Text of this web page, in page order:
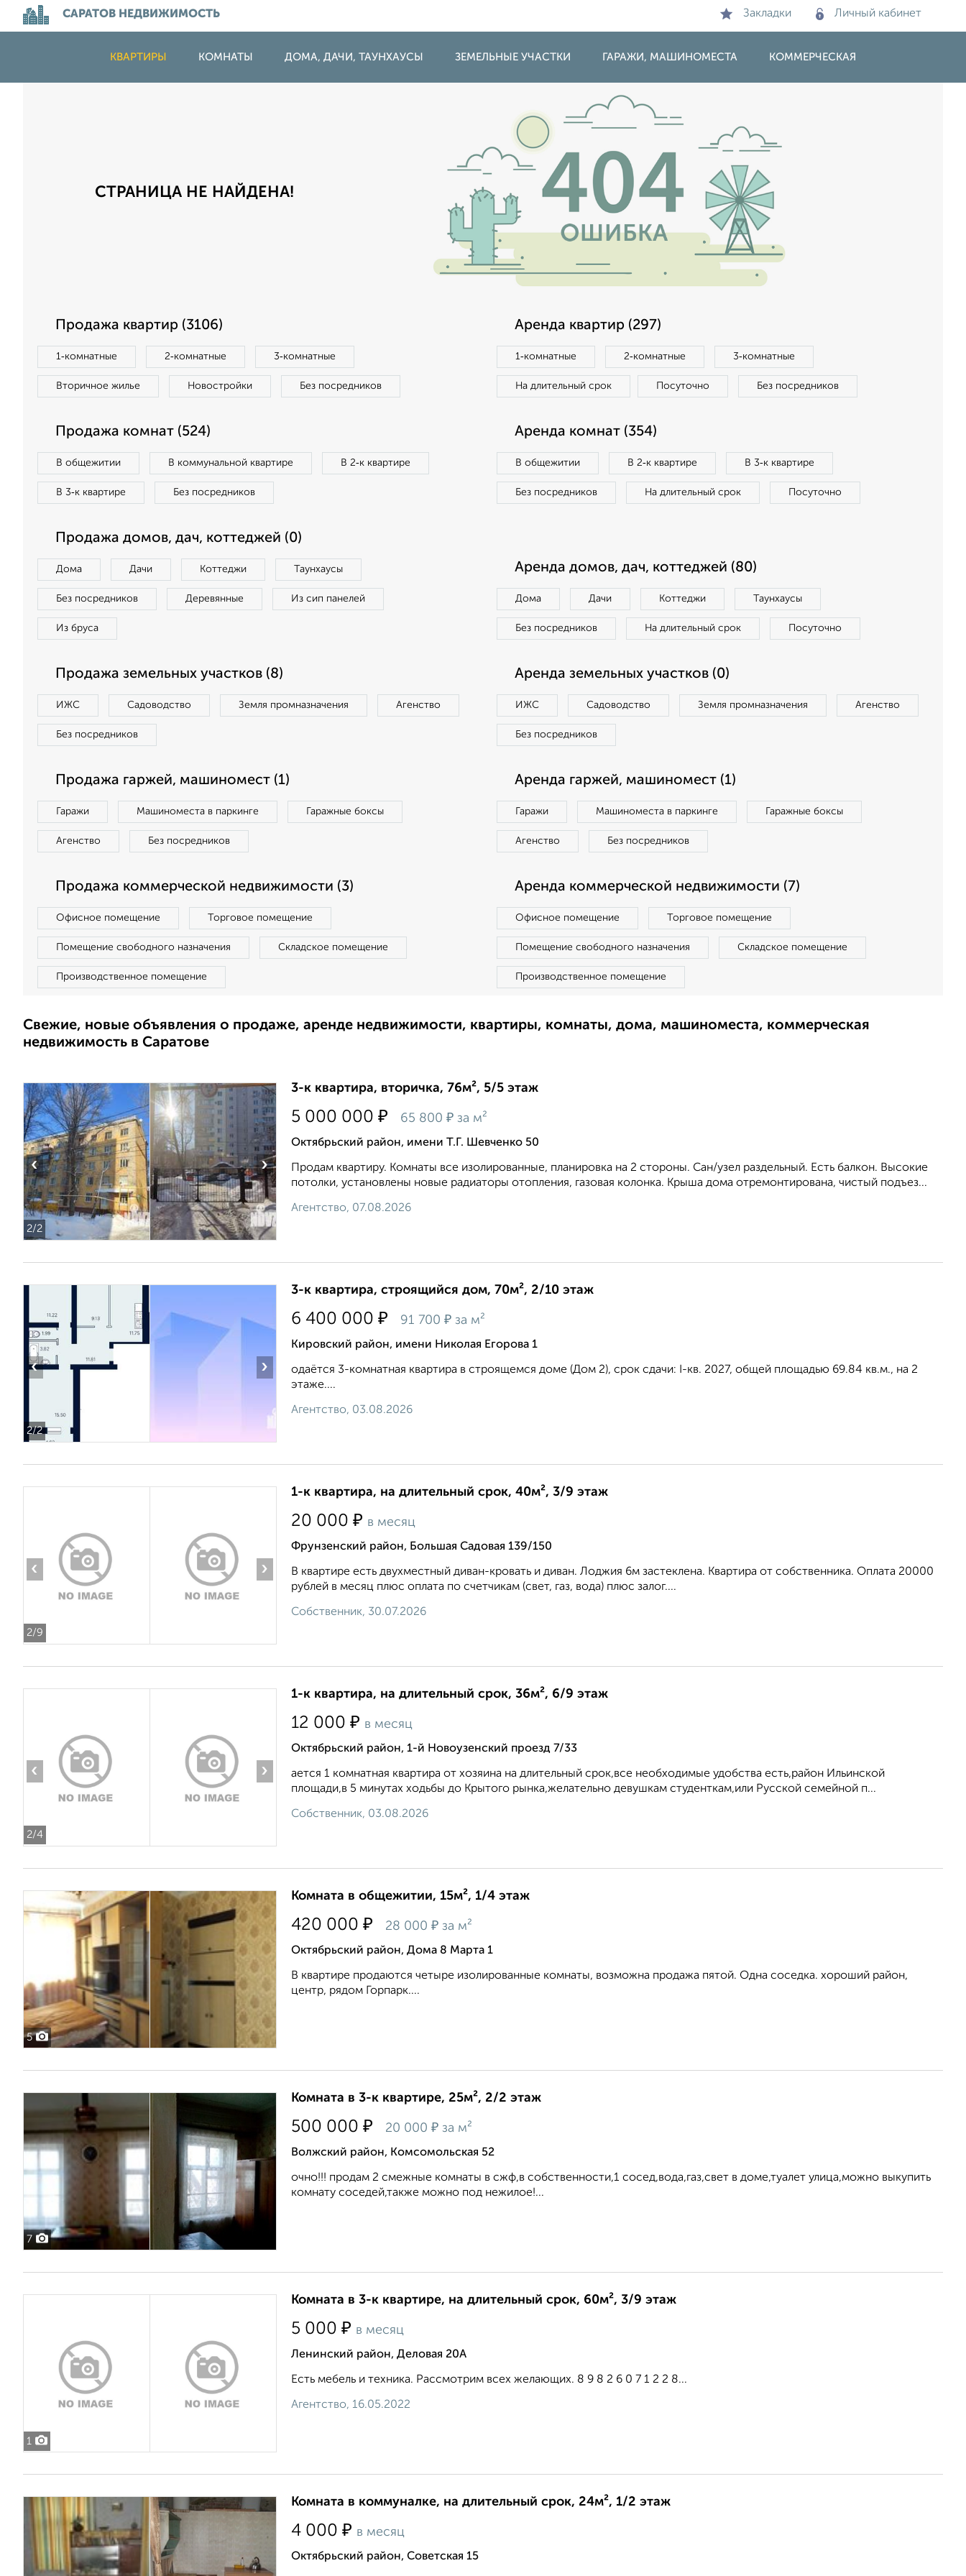
САРАТОВ НЕДВИЖИМОСТЬ Закладки Личный кабинет
КВАРТИРЫ КОМНАТЫ ДОМА, ДАЧИ, ТАУНХАУСЫ ЗЕМЕЛЬНЫЕ УЧАСТКИ ГАРАЖИ, МАШИНОМЕСТА КОММЕРЧЕСКАЯ
СТРАНИЦА НЕ НАЙДЕНА!
Продажа квартир (3106)
1‑комнатные 2‑комнатные 3‑комнатные
Вторичное жилье Новостройки Без посредников
Аренда квартир (297)
1‑комнатные 2‑комнатные 3‑комнатные
На длительный срок Посуточно Без посредников
Продажа комнат (524)
В общежитии В коммунальной квартире В 2‑к квартире
В 3‑к квартире Без посредников
Аренда комнат (354)
В общежитии В 2‑к квартире В 3‑к квартире
Без посредников На длительный срок Посуточно
Продажа домов, дач, коттеджей (0)
Дома Дачи Коттеджи Таунхаусы
Без посредников Деревянные Из сип панелей
Из бруса
Аренда домов, дач, коттеджей (80)
Дома Дачи Коттеджи Таунхаусы
Без посредников На длительный срок Посуточно
Продажа земельных участков (8)
ИЖС Садоводство Земля промназначения Агенство
Без посредников
Аренда земельных участков (0)
ИЖС Садоводство Земля промназначения Агенство
Без посредников
Продажа гаржей, машиномест (1)
Гаражи Машиноместа в паркинге Гаражные боксы
Агенство Без посредников
Аренда гаржей, машиномест (1)
Гаражи Машиноместа в паркинге Гаражные боксы
Агенство Без посредников
Продажа коммерческой недвижимости (3)
Офисное помещение Торговое помещение
Помещение свободного назначения Складское помещение
Производственное помещение
Аренда коммерческой недвижимости (7)
Офисное помещение Торговое помещение
Помещение свободного назначения Складское помещение
Производственное помещение
Свежие, новые объявления о продаже, аренде недвижимости, квартиры, комнаты, дома, машиноместа, коммерческая
недвижимость в Саратове
2/2
‹ ›
3-к квартира, вторичка, 76м², 5/5 этаж
5 000 000 ₽ 65 800 ₽ за м²
Октябрьский район, имени Т.Г. Шевченко 50
Продам квартиру. Комнаты все изолированные, планировка на 2 стороны. Сан/узел раздельный. Есть балкон. Высокие
потолки, установлены новые радиаторы отопления, газовая колонка. Крыша дома отремонтирована, чистый подъез...
Агентство, 07.08.2026
2/2
‹ ›
3-к квартира, строящийся дом, 70м², 2/10 этаж
6 400 000 ₽ 91 700 ₽ за м²
Кировский район, имени Николая Егорова 1
одаётся 3-комнатная квартира в строящемся доме (Дом 2), срок сдачи: I-кв. 2027, общей площадью 69.84 кв.м., на 2
этаже....
Агентство, 03.08.2026
2/9
‹ ›
1-к квартира, на длительный срок, 40м², 3/9 этаж
20 000 ₽ в месяц
Фрунзенский район, Большая Садовая 139/150
В квартире есть двухместный диван-кровать и диван. Лоджия 6м застеклена. Квартира от собственника. Оплата 20000
рублей в месяц плюс оплата по счетчикам (свет, газ, вода) плюс залог....
Собственник, 30.07.2026
2/4
‹ ›
1-к квартира, на длительный срок, 36м², 6/9 этаж
12 000 ₽ в месяц
Октябрьский район, 1-й Новоузенский проезд 7/33
ается 1 комнатная квартира от хозяина на длительный срок,все необходимые удобства есть,район Ильинской
площади,в 5 минутах ходьбы до Крытого рынка,желательно девушкам студенткам,или Русской семейной п...
Собственник, 03.08.2026
5
Комната в общежитии, 15м², 1/4 этаж
420 000 ₽ 28 000 ₽ за м²
Октябрьский район, Дома 8 Марта 1
В квартире продаются четыре изолированные комнаты, возможна продажа пятой. Одна соседка. хороший район,
центр, рядом Горпарк....
7
Комната в 3-к квартире, 25м², 2/2 этаж
500 000 ₽ 20 000 ₽ за м²
Волжский район, Комсомольская 52
очно!!! продам 2 смежные комнаты в сжф,в собственности,1 сосед,вода,газ,свет в доме,туалет улица,можно выкупить
комнату соседей,также можно под нежилое!...
1
Комната в 3-к квартире, на длительный срок, 60м², 3/9 этаж
5 000 ₽ в месяц
Ленинский район, Деловая 20А
Есть мебель и техника. Рассмотрим всех желающих. 8 9 8 2 6 0 7 1 2 2 8...
Агентство, 16.05.2022
Комната в коммуналке, на длительный срок, 24м², 1/2 этаж
4 000 ₽ в месяц
Октябрьский район, Советская 15